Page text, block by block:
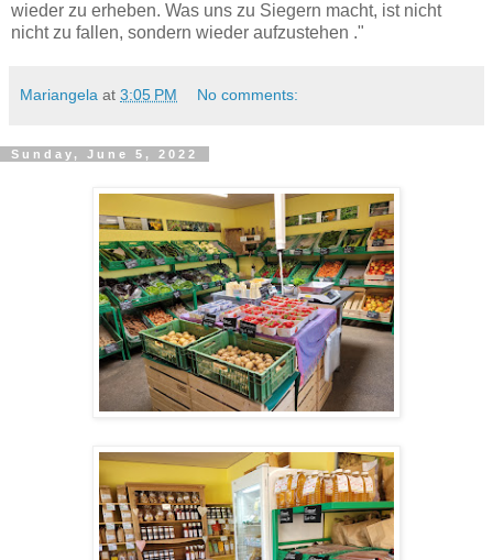
wieder zu erheben. Was uns zu Siegern macht, ist nicht
nicht zu fallen, sondern wieder aufzustehen ."
Mariangela at 3:05 PM No comments:
Sunday, June 5, 2022